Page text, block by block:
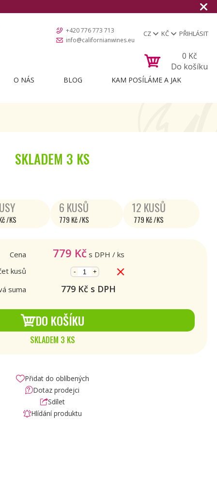
+420 776 773 713
info@californianwines.eu
CZ KČ PŘIHLÁSIT
0 Kč
Do košíku
O NÁS BLOG
KAM POSÍLÁME A JAK
SKLADEM 3 KS
/KS
6 KUSŮ
779 Kč /KS
12 KUSŮ
779 Kč /KS
Cena 779 Kč s DPH / ks
kusů
- +
suma 779 Kč s DPH
DO KOŠÍKU
SKLADEM 3 KS
Přidat do oblíbených
Dotaz prodejci
Sdílet
Hlídání produktu